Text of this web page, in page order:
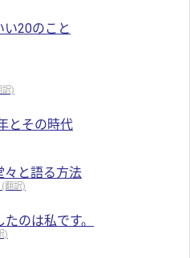
い20のこと
訳)
とその時代
々と語る方法
翻訳)
のは私です。
)